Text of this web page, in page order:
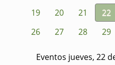
19
20 21 22
26
27 28 29
Eventos jueves, 22